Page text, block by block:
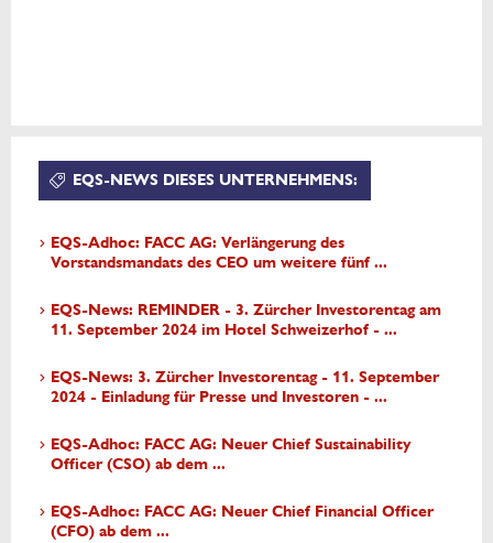
EQS-NEWS DIESES UNTERNEHMENS:
EQS-Adhoc: FACC AG: Verlängerung des
Vorstandsmandats des CEO um weitere fünf ...
EQS-News: REMINDER - 3. Zürcher Investorentag am
11. September 2024 im Hotel Schweizerhof - ...
EQS-News: 3. Zürcher Investorentag - 11. September
2024 - Einladung für Presse und Investoren - ...
EQS-Adhoc: FACC AG: Neuer Chief Sustainability
Officer (CSO) ab dem ...
EQS-Adhoc: FACC AG: Neuer Chief Financial Officer
(CFO) ab dem ...